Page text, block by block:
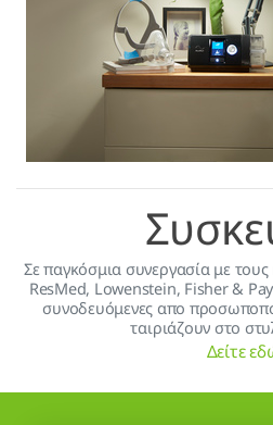
Σε παγκόσμια συνεργασία με
ResMed, Lowenstein, Fisher &
συνοδευόμενες απο
ταιριάζουν στο
Δείτε